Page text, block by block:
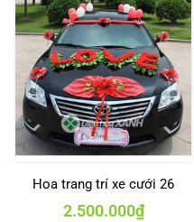
Hoa trang trí xe cưới 26
2.500.000₫